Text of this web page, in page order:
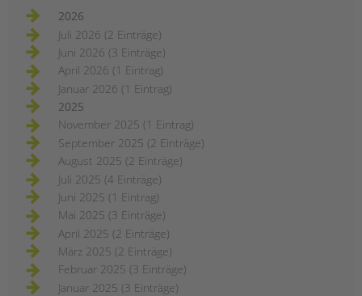
2026
Juli 2026 (2 Einträge)
Juni 2026 (3 Einträge)
April 2026 (1 Eintrag)
Januar 2026 (1 Eintrag)
2025
November 2025 (1 Eintrag)
September 2025 (2 Einträge)
August 2025 (2 Einträge)
Juli 2025 (4 Einträge)
Juni 2025 (1 Eintrag)
Mai 2025 (3 Einträge)
April 2025 (2 Einträge)
März 2025 (2 Einträge)
Februar 2025 (3 Einträge)
Januar 2025 (3 Einträge)